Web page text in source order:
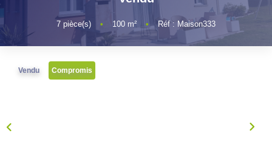
L'AGENCE
7 pièce(s) • 100 m² • Réf : Maison333
Vendu Compromis